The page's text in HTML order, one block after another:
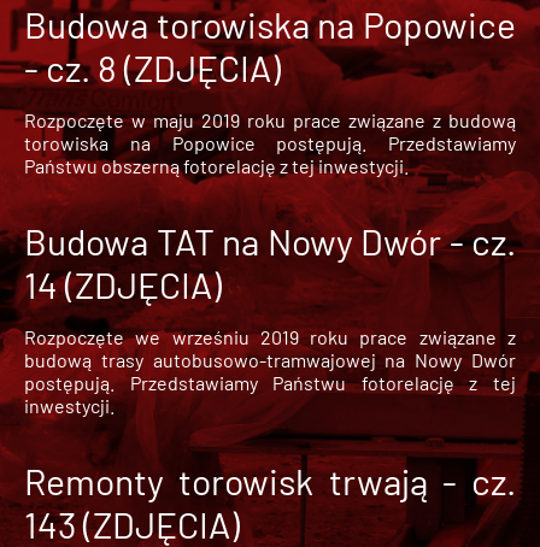
Budowa torowiska na Popowice
- cz. 8 (ZDJĘCIA)
Rozpoczęte w maju 2019 roku prace związane z budową
torowiska na Popowice
postępują. Przedstawiamy
Państwu obszerną fotorelację z tej inwestycji.
Budowa TAT na Nowy Dwór - cz.
14 (ZDJĘCIA)
Rozpoczęte we wrześniu 2019 roku prace związane z
budową trasy autobusowo-tramwajowej na Nowy Dwór
postępują. Przedstawiamy Państwu fotorelację z tej
inwestycji.
Remonty torowisk trwają - cz.
143 (ZDJĘCIA)